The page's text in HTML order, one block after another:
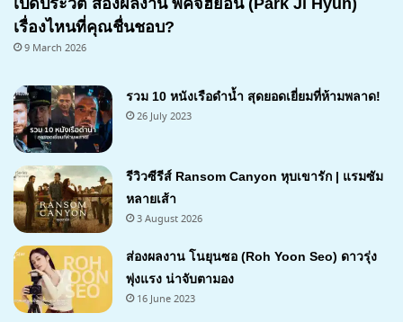
เปิดประวัติ ส่องผลงาน พัคจีฮยอน (Park Ji Hyun)
เรื่องไหนที่คุณชื่นชอบ?
9 March 2026
รวม 10 หนังเรือดำน้ำ สุดยอดเยี่ยมที่ห้ามพลาด!
26 July 2023
7.1
รีวิวซีรีส์ Ransom Canyon หุบเขารัก | แรมซัม
หลายเส้า
3 August 2026
ส่องผลงาน โนยุนซอ (Roh Yoon Seo) ดาวรุ่ง
พุ่งแรง น่าจับตามอง
16 June 2023